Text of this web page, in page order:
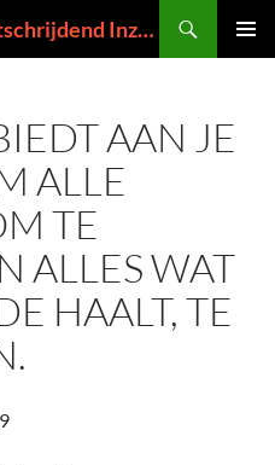
Ask The Real Jesus – Voortschrijdend Inzicht in de Zin van het Leven
AAN JE
ALLE
TE
ALLES WAT
HAALT, TE